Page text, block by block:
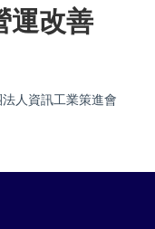
運改善
人資訊工業策進會